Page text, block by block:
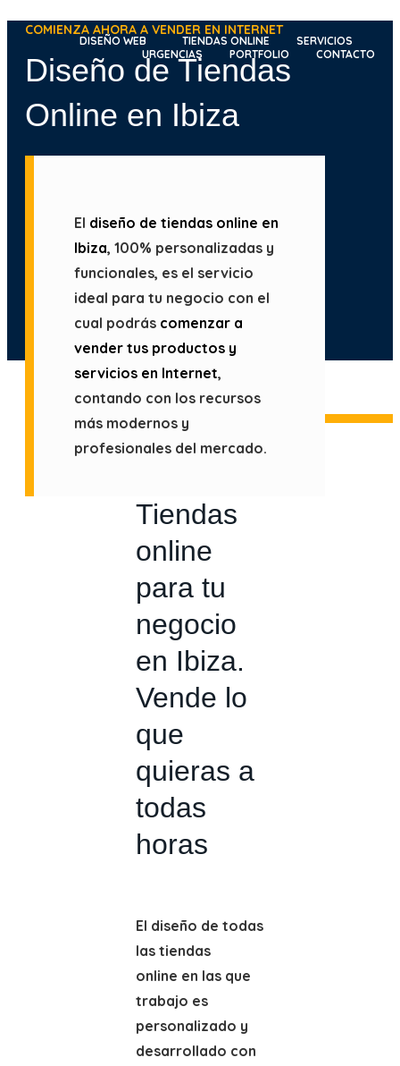
contenido
DISEÑO WEB TIENDAS ONLINE
SERVICIOS
URGENCIAS
PORTFOLIO CONTACTO
COMIENZA AHORA A VENDER EN INTERNET
Diseño de Tiendas
Online en Ibiza
El diseño de tiendas online en
Ibiza, 100% personalizadas y
funcionales, es el servicio
ideal para tu negocio con el
cual podrás comenzar a
vender tus productos y
servicios en Internet,
contando con los recursos
más modernos y
profesionales del mercado.
Tiendas
online
para tu
negocio
en Ibiza.
Vende lo
que
quieras a
todas
horas
El diseño de todas
las tiendas
online en las que
trabajo es
personalizado y
desarrollado con